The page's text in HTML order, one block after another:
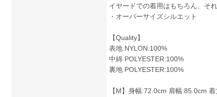
イヤードでの着用はもちろん、そ
・オーバーサイズシルエット
【Quality】
表地 NYLON:100%
中綿 POLYESTER:100%
裏地 POLYESTER:100%
【M】身幅:72.0cm 肩幅:85.0cm